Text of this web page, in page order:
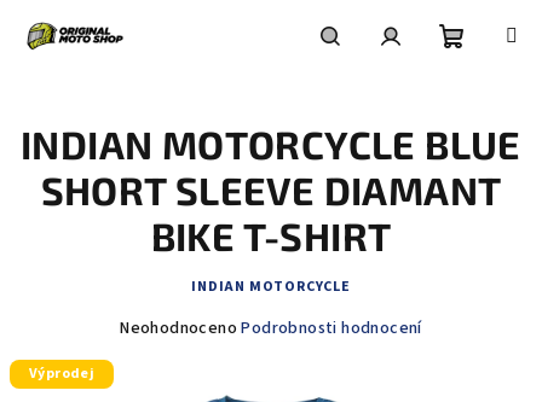
košík
INDIAN MOTORCYCLE BLUE
SHORT SLEEVE DIAMANT
BIKE T-SHIRT
INDIAN MOTORCYCLE
Průměrné
Neohodnoceno Podrobnosti hodnocení
Výprodej